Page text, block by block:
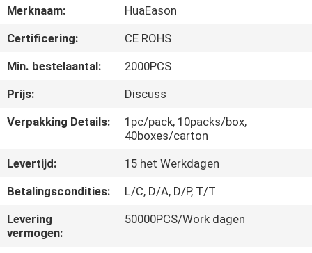
ONGEVEER
ONS
KWALITEITSCONTROLE
VERZOEK
OM
EEN
CITAAT
Merknaam:
HuaEason
Certificering:
CE ROHS
Min. bestelaantal:
2000PCS
Prijs:
Discuss
Verpakking Details:
1pc/pack, 10packs/box,
40boxes/carton
Levertijd:
15 het Werkdagen
Betalingscondities:
L/C, D/A, D/P, T/T
Levering
vermogen:
50000PCS/Work dagen